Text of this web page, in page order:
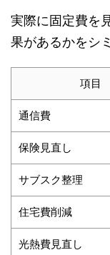
実際に固定費を
果があるかをシ
項目
通信費
保険見直し
サブスク整理
住宅費削減
光熱費見直し